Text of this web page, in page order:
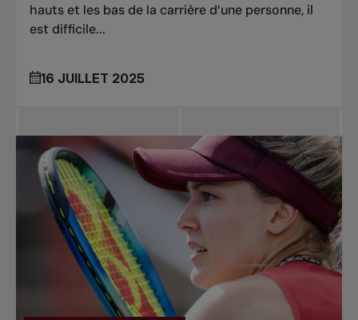
hauts et les bas de la carrière d’une personne, il
est difficile...
16 JUILLET 2025